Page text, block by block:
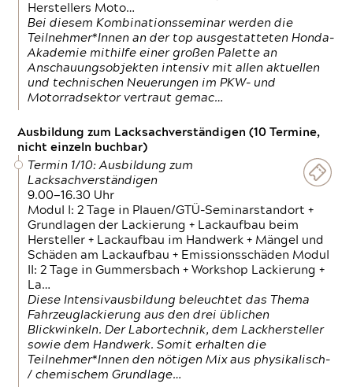
Herstellers Moto…
Bei diesem Kombinationsseminar werden die
Teilnehmer*Innen an der top ausgestatteten Honda-
Akademie mithilfe einer großen Palette an
Anschauungsobjekten intensiv mit allen aktuellen
und technischen Neuerungen im PKW- und
Motorradsektor vertraut gemac…
Ausbildung zum Lacksachverständigen (10 Termine,
nicht einzeln buchbar)
Termin 1/10: Ausbildung zum
Lacksachverständigen
9.00—16.30 Uhr
Modul I: 2 Tage in Plauen/GTÜ-Seminarstandort +
Grundlagen der Lackierung + Lackaufbau beim
Hersteller + Lackaufbau im Handwerk + Mängel und
Schäden am Lackaufbau + Emissionsschäden Modul
II: 2 Tage in Gummersbach + Workshop Lackierung +
La…
Diese Intensivausbildung beleuchtet das Thema
Fahrzeuglackierung aus den drei üblichen
Blickwinkeln. Der Labortechnik, dem Lackhersteller
sowie dem Handwerk. Somit erhalten die
Teilnehmer*Innen den nötigen Mix aus physikalisch-
/ chemischem Grundlage…